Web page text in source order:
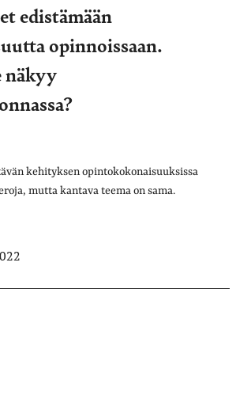
edistämään
opinnoissaan.
näkyy
kehityksen opintokokonaisuuksissa
mutta kantava teema on sama.